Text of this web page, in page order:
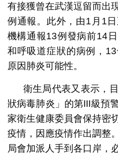
有接獲曾在武漢逗留而出
例通報。此外，由1月1
機構通報13例發病前14
和呼吸道症狀的病例，
原因肺炎可能性。
衛生局代表又表示，
狀病毒肺炎」的第III級預
家衛生健康委員會保持密
疫情，因應疫情作出調整
局會加派人手到各口岸，